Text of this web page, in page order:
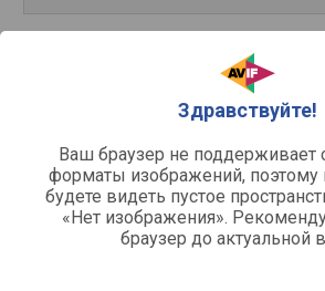
Здравствуйте!
Ваш браузер не
форматы изображений, поэтому
будете видеть пустое
«Нет изображения».
браузер до актуальной
варочная
Тип поверхности
Функции и возможности
таймер,
индикатор